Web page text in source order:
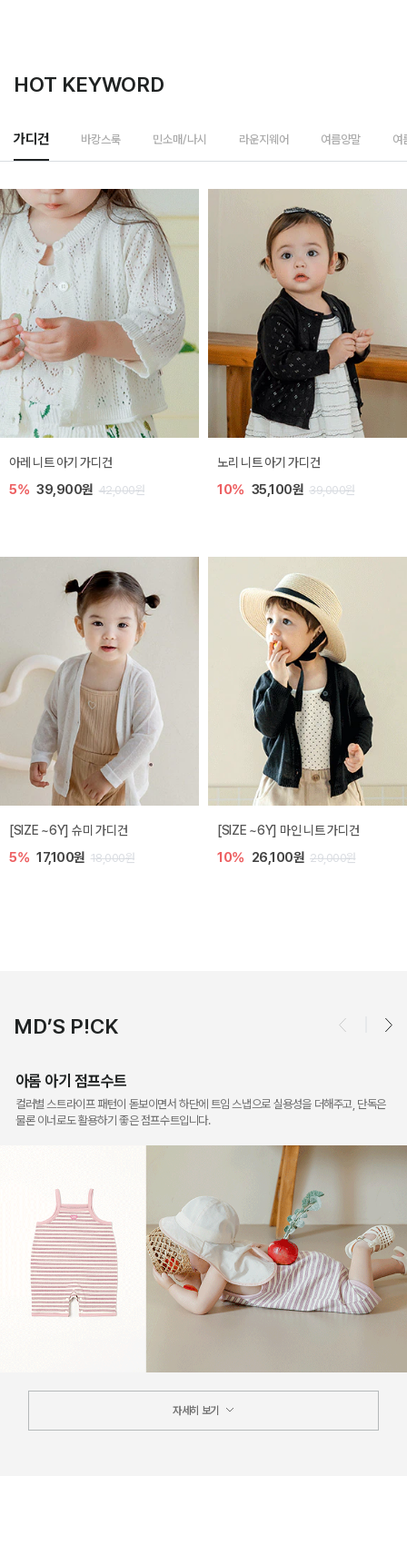
HOT KEYWORD
가디건 바캉스룩 민소매/나시 라운지웨어 여름양말 여
[SIZE ~6Y] 로메이 라운지 셋업
10% 23,400원 26,000원
밀라 아기 원피스
20% 27,200원 34,000원
밀라 아기 점프수트
10% 30,600원 34,000원
밀라 아기 셋업
20% 35,200원 44,000원
MD’S P!CK
아롬 아기 점프수트
컬러별 스트라이프 패턴이 돋보이면서 하단에 트임 스냅으로 실용성을 더해주고, 단독은
물론 이너로도 활용하기 좋은 점프수트입니다.
자세히 보기